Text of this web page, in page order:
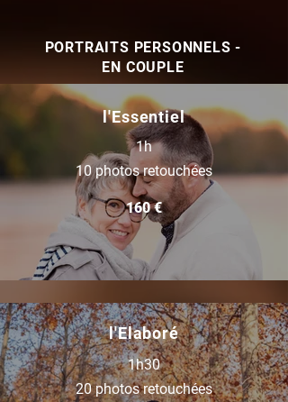
PORTRAITS PERSONNELS -
EN COUPLE
l'Essentiel
1h
10 photos retouchées
160 €
l'Elaboré
1h30
20 photos retouchées